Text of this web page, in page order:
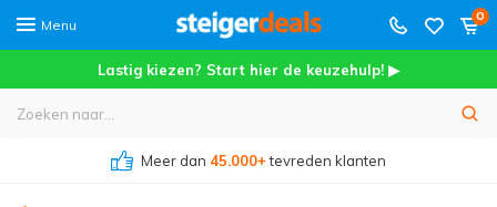
Menu
0
Lastig kiezen? Start hier de keuzehulp! ▶
Meer dan 45.000+tevreden klanten